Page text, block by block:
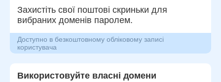
Захистіть свої поштові скриньки для
вибраних доменів паролем.
Доступно в безкоштовному обліковому записі
користувача
Використовуйте власні домени